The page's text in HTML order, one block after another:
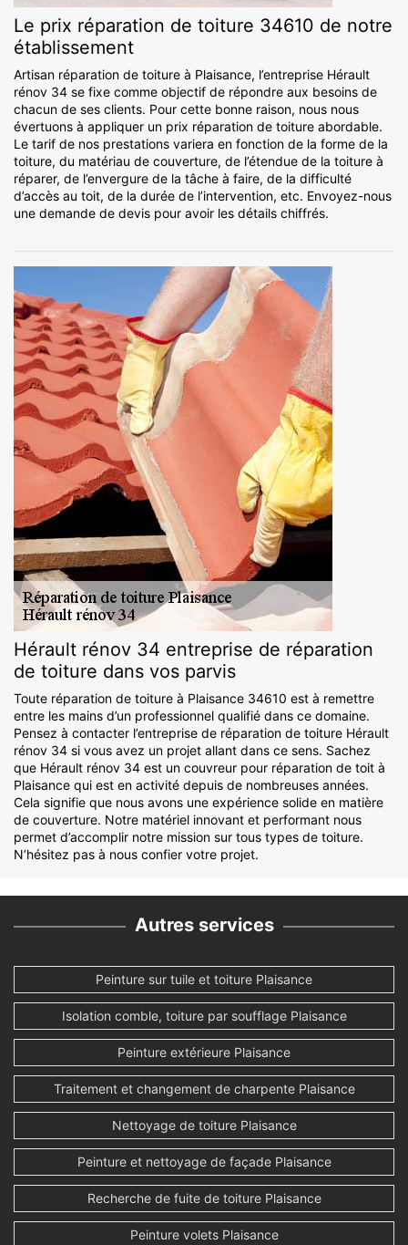
Le prix réparation de toiture 34610 de notre
établissement
Artisan réparation de toiture à Plaisance, l’entreprise Hérault
rénov 34 se fixe comme objectif de répondre aux besoins de
chacun de ses clients. Pour cette bonne raison, nous nous
évertuons à appliquer un prix réparation de toiture abordable.
Le tarif de nos prestations variera en fonction de la forme de la
toiture, du matériau de couverture, de l’étendue de la toiture à
réparer, de l’envergure de la tâche à faire, de la difficulté
d’accès au toit, de la durée de l’intervention, etc. Envoyez-nous
une demande de devis pour avoir les détails chiffrés.
Hérault rénov 34 entreprise de réparation
de toiture dans vos parvis
Toute réparation de toiture à Plaisance 34610 est à remettre
entre les mains d’un professionnel qualifié dans ce domaine.
Pensez à contacter l’entreprise de réparation de toiture Hérault
rénov 34 si vous avez un projet allant dans ce sens. Sachez
que Hérault rénov 34 est un couvreur pour réparation de toit à
Plaisance qui est en activité depuis de nombreuses années.
Cela signifie que nous avons une expérience solide en matière
de couverture. Notre matériel innovant et performant nous
permet d’accomplir notre mission sur tous types de toiture.
N’hésitez pas à nous confier votre projet.
Autres services
Peinture sur tuile et toiture Plaisance
Isolation comble, toiture par soufflage Plaisance
Peinture extérieure Plaisance
Traitement et changement de charpente Plaisance
Nettoyage de toiture Plaisance
Peinture et nettoyage de façade Plaisance
Recherche de fuite de toiture Plaisance
Peinture volets Plaisance